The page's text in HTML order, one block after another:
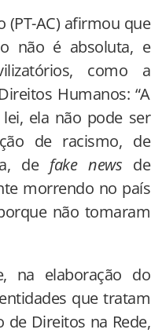
(PT-AC) afirmou que
não é absoluta, e
como a
Humanos: “A
ela não pode ser
de racismo, de
de fake news de
morrendo no país
não tomaram
na elaboração do
que tratam
de Direitos na Rede,